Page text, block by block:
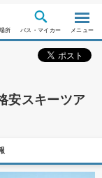
所 バス・マイカー メニュー
安スキーツア